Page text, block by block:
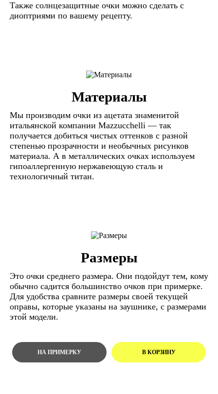
Также солнцезащитные очки можно сделать с
диоптриями по вашему рецепту.
Материалы
Мы производим очки из ацетата знаменитой
итальянской компании Mazzucchelli — так
получается добиться чистых оттенков с разной
степенью прозрачности и необычных рисунков
материала. А в металлических очках используем
гипоаллергенную нержавеющую сталь и
технологичный титан.
Размеры
Это очки среднего размера. Они подойдут тем, кому
обычно садится большинство очков при примерке.
Для удобства сравните размеры своей текущей
оправы, которые указаны на заушнике, с размерами
этой модели.